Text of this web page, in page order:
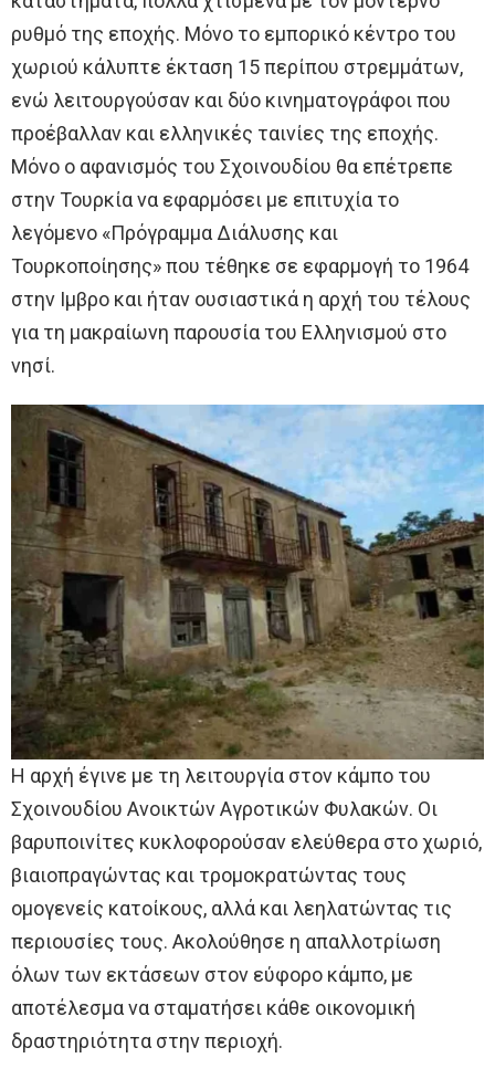
ρυθμό της εποχής. Μόνο το εμπορικό κέντρο του
χωριού κάλυπτε έκταση 15 περίπου στρεμμάτων,
ενώ λειτουργούσαν και δύο κινηματογράφοι που
προέβαλλαν και ελληνικές ταινίες της εποχής.
Μόνο ο αφανισμός του Σχοινουδίου θα επέτρεπε
στην Τουρκία να εφαρμόσει με επιτυχία το
λεγόμενο «Πρόγραμμα Διάλυσης και
Τουρκοποίησης» που τέθηκε σε εφαρμογή το 1964
στην Ιμβρο και ήταν ουσιαστικά η αρχή του τέλους
για τη μακραίωνη παρουσία του Ελληνισμού στο
νησί.
Η αρχή έγινε με τη λειτουργία στον κάμπο του
Σχοινουδίου Ανοικτών Αγροτικών Φυλακών. Οι
βαρυποινίτες κυκλοφορούσαν ελεύθερα στο χωριό,
βιαιοπραγώντας και τρομοκρατώντας τους
ομογενείς κατοίκους, αλλά και λεηλατώντας τις
περιουσίες τους. Ακολούθησε η απαλλοτρίωση
όλων των εκτάσεων στον εύφορο κάμπο, με
αποτέλεσμα να σταματήσει κάθε οικονομική
δραστηριότητα στην περιοχή.